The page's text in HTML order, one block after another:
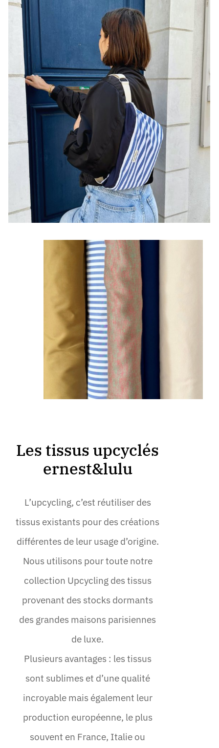
Les tissus upcyclés
ernest&lulu
L’upcycling, c’est réutiliser des
tissus existants pour des créations
différentes de leur usage d’origine.
Nous utilisons pour toute notre
collection Upcycling des tissus
provenant des stocks dormants
des grandes maisons parisiennes
de luxe.
Plusieurs avantages : les tissus
sont sublimes et d’une qualité
incroyable mais également leur
production européenne, le plus
souvent en France, Italie ou